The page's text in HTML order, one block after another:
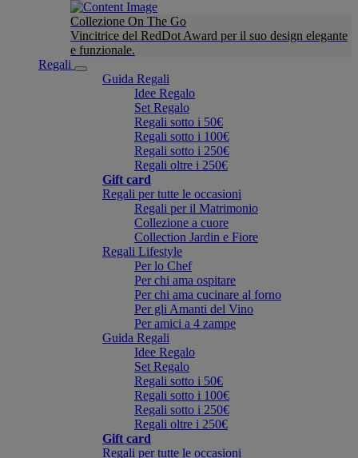
Collezione On The Go
Vincitrice del RedDot Award per il suo design elegante
e funzionale.
Regali
Guida Regali
Idee Regalo
Set Regalo
Regali sotto i 50€
Regali sotto i 100€
Regali sotto i 250€
Regali oltre i 250€
Gift card
Regali per tutte le occasioni
Regali per il Matrimonio
Collezione a cuore
Collection Jardin e Fiore
Regali Lifestyle
Per lo Chef
Per chi ama ospitare
Per chi ama cucinare al forno
Per gli Amanti del Vino
Per amici a 4 zampe
Guida Regali
Idee Regalo
Set Regalo
Regali sotto i 50€
Regali sotto i 100€
Regali sotto i 250€
Regali oltre i 250€
Gift card
Regali per tutte le occasioni